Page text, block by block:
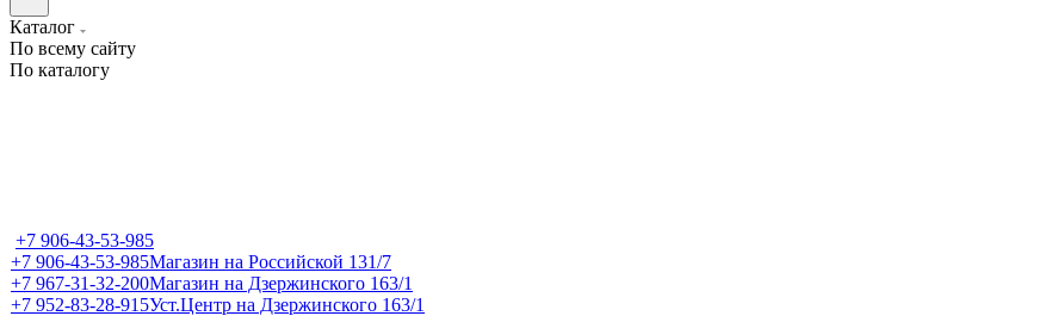
Каталог
По всему сайту
По каталогу
+7 906-43-53-985
+7 906-43-53-985Магазин на Российской 131/7
+7 967-31-32-200Магазин на Дзержинского 163/1
+7 952-83-28-915Уст.Центр на Дзержинского 163/1